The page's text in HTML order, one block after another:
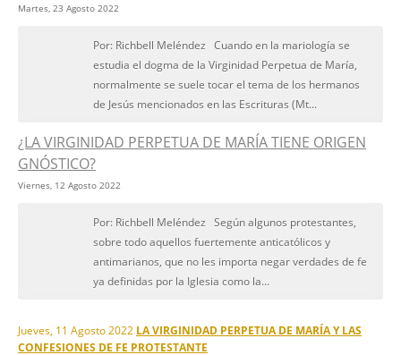
Martes, 23 Agosto 2022
Por: Richbell Meléndez Cuando en la mariología se
estudia el dogma de la Virginidad Perpetua de María,
normalmente se suele tocar el tema de los hermanos
de Jesús mencionados en las Escrituras (Mt...
¿LA VIRGINIDAD PERPETUA DE MARÍA TIENE ORIGEN
GNÓSTICO?
Viernes, 12 Agosto 2022
Por: Richbell Meléndez Según algunos protestantes,
sobre todo aquellos fuertemente anticatólicos y
antimarianos, que no les importa negar verdades de fe
ya definidas por la Iglesia como la...
Jueves, 11 Agosto 2022 LA VIRGINIDAD PERPETUA DE MARÍA Y LAS
CONFESIONES DE FE PROTESTANTE